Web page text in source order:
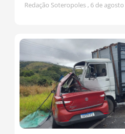
Redação Soteropoles 6 de